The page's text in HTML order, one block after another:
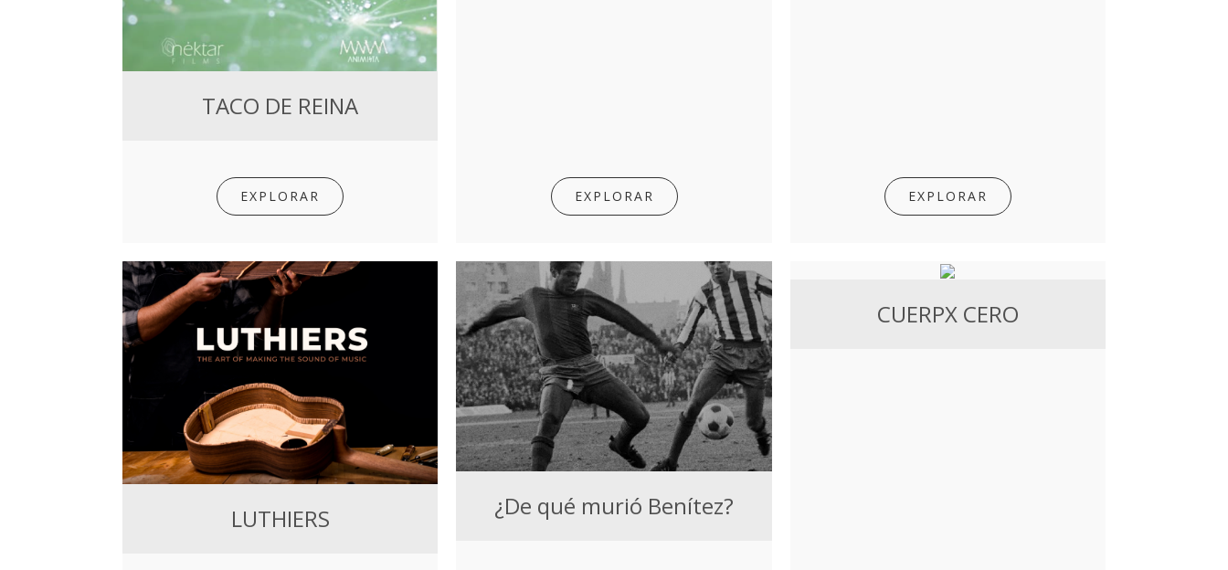
TACO DE REINA
EXPLORAR EXPLORAR EXPLORAR
LUTHIERS ¿De qué murió Benítez?
CUERPX CERO